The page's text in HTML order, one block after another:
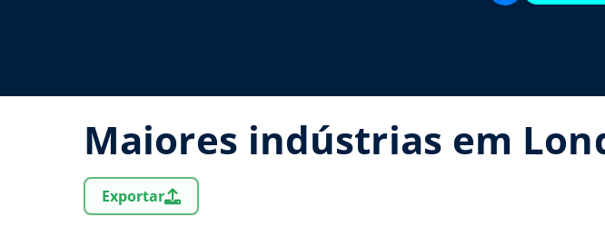
Maiores indústrias em
Exportar